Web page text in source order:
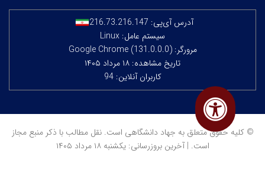
آدرس آی‌پی: 216.73.216.147
سیستم عامل: Linux
مرورگر: Google Chrome (131.0.0.0)
تاریخ مشاهده: ۱۸ مرداد ۱۴۰۵
کاربران آنلاین: 94
© کلیه حقوق متعلق به جهاد دانشگاهی است. نقل مطالب با ذکر منبع مجاز
است. | آخرین بروزرسانی: یکشنبه ۱۸ مرداد ۱۴۰۵